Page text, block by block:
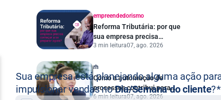
empreendedorismo
Reforma Tributária: por que
sua empresa precisa
começar a se preparar
3 min leitura07, ago. 2026
rh
Como a automação de
processos contribui para
uma gestão pública mais
6 min leitura07, ago. 2026